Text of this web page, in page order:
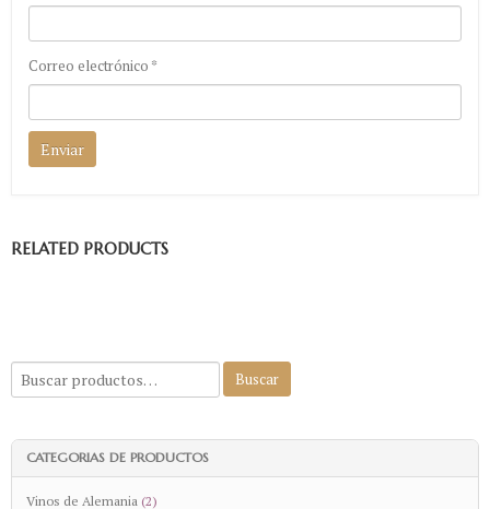
Correo electrónico *
RELATED PRODUCTS
CATEGORIAS DE PRODUCTOS
Vinos de Alemania (2)